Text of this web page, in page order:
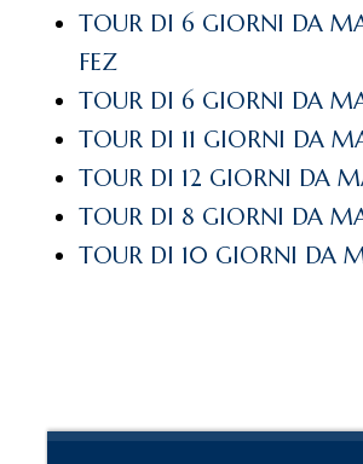
TOUR DI 6 GIORNI DA
FEZ
TOUR DI 6 GIORNI DA
TOUR DI 11 GIORNI DA
TOUR DI 12 GIORNI DA
TOUR DI 8 GIORNI DA
TOUR DI 10 GIORNI DA